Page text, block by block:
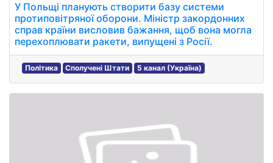
У Польщі планують створити базу системи
протиповітряної оборони. Міністр закордонних
справ країни висловив бажання, щоб вона могла
перехоплювати ракети, випущені з Росії.
Політика Сполучені Штати 5 канал (Україна)